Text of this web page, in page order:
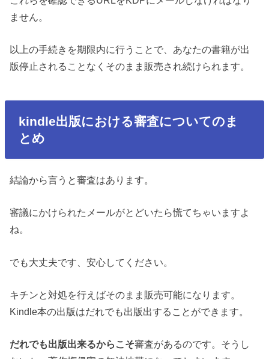
ません。
以上の手続きを期限内に行うことで、あなたの書籍が出
版停止されることなく そのまま販売され続けられます。
kindle出版における審査についてのま
とめ
結論から言うと審査はあります。
審議にかけられたメールがとどいたら慌てちゃいますよ
ね。
でも大丈夫です、安心してください。
キチンと対処を行えばそのまま販売可能になります。
Kindle本の出版はだれでも出版出することができます。
だれでも出版出来るからこそ審査があるのです。 そうし